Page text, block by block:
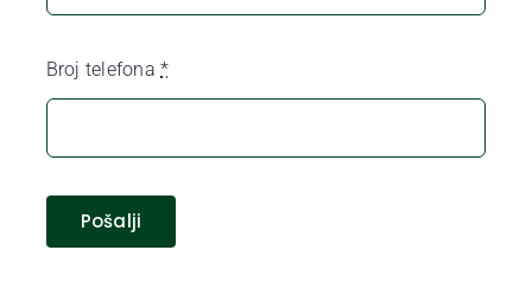
Broj telefona*
Pošalji